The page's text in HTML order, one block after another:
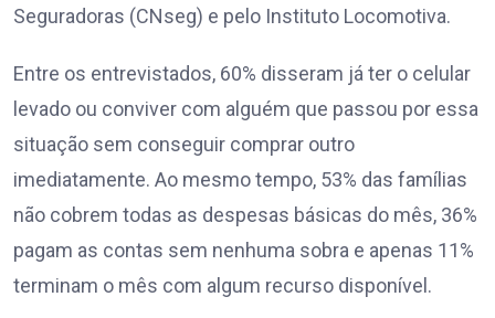
Seguradoras (CNseg) e pelo Instituto Locomotiva.
Entre os entrevistados, 60% disseram já ter o celular
levado ou conviver com alguém que passou por essa
situação sem conseguir comprar outro
imediatamente. Ao mesmo tempo, 53% das famílias
não cobrem todas as despesas básicas do mês, 36%
pagam as contas sem nenhuma sobra e apenas 11%
terminam o mês com algum recurso disponível.